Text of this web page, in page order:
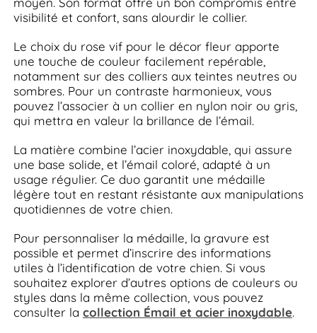
visibilité et confort, sans alourdir le collier.
Le choix du rose vif pour le décor fleur apporte
une touche de couleur facilement repérable,
notamment sur des colliers aux teintes neutres ou
sombres. Pour un contraste harmonieux, vous
pouvez l’associer à un collier en nylon noir ou gris,
qui mettra en valeur la brillance de l’émail.
La matière combine l’acier inoxydable, qui assure
une base solide, et l’émail coloré, adapté à un
usage régulier. Ce duo garantit une médaille
légère tout en restant résistante aux manipulations
quotidiennes de votre chien.
Pour personnaliser la médaille, la gravure est
possible et permet d’inscrire des informations
utiles à l’identification de votre chien. Si vous
souhaitez explorer d’autres options de couleurs ou
styles dans la même collection, vous pouvez
consulter la collection Émail et acier inoxydable.